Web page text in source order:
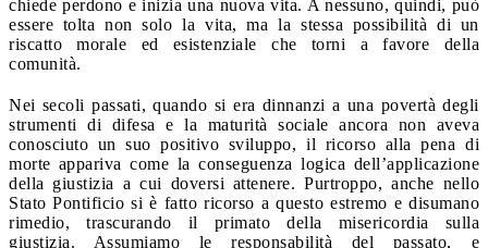
chiede perdono e inizia una nuova vita. A nessuno, quindi, può
essere tolta non solo la vita, ma la stessa possibilità di un
riscatto morale ed esistenziale che torni a favore della
comunità.
Nei secoli passati, quando si era dinnanzi a una povertà degli
strumenti di difesa e la maturità sociale ancora non aveva
conosciuto un suo positivo sviluppo, il ricorso alla pena di
morte appariva come la conseguenza logica dell’applicazione
della giustizia a cui doversi attenere. Purtroppo, anche nello
Stato Pontificio si è fatto ricorso a questo estremo e disumano
rimedio, trascurando il primato della misericordia sulla
giustizia. Assumiamo le responsabilità del passato, e